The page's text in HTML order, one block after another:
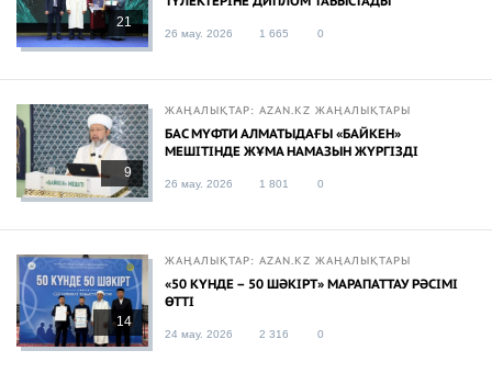
21
26 мау. 2026 1 665 0
9
ЖАҢАЛЫҚТАР: AZAN.KZ ЖАҢАЛЫҚТАРЫ
БАС МҮФТИ АЛМАТЫДАҒЫ «БАЙКЕН»
МЕШІТІНДЕ ЖҰМА НАМАЗЫН ЖҮРГІЗДІ
26 мау. 2026 1 801 0
14
ЖАҢАЛЫҚТАР: AZAN.KZ ЖАҢАЛЫҚТАРЫ
«50 КҮНДЕ – 50 ШӘКІРТ» МАРАПАТТАУ РӘСІМІ
ӨТТІ
24 мау. 2026 2 316 0